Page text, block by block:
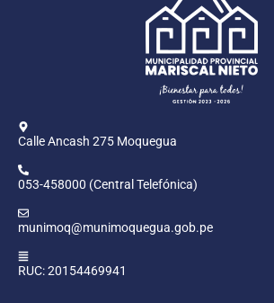
Calle Ancash 275 Moquegua
053-458000 (Central Telefónica)
munimoq@munimoquegua.gob.pe
RUC: 20154469941